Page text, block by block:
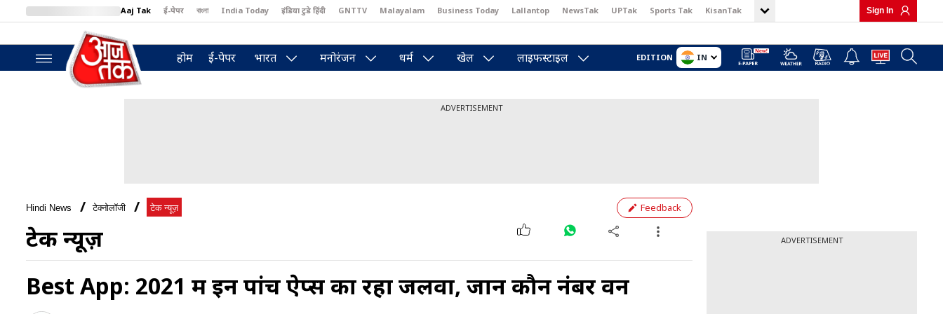
Aaj Tak ई-पेपर বাংলা India Today इंडिया टुडे हिंदी GNTTV Malayalam Business Today Lallantop NewsTak UPTak Sports Tak KisanTak
BT Bazaar
Sign In
होम ई-पेपर भारत मनोरंजन धर्म खेल लाइफस्टाइल EDITION IN
ADVERTISEMENT
Hindi News टेक्नोलॉजी टेक न्यूज़ Feedback
टेक न्यूज़
Best App: 2021 में इन पांच ऐप्स का रहा जलवा, जानें कौन नंबर वन
ADVERTISEMENT